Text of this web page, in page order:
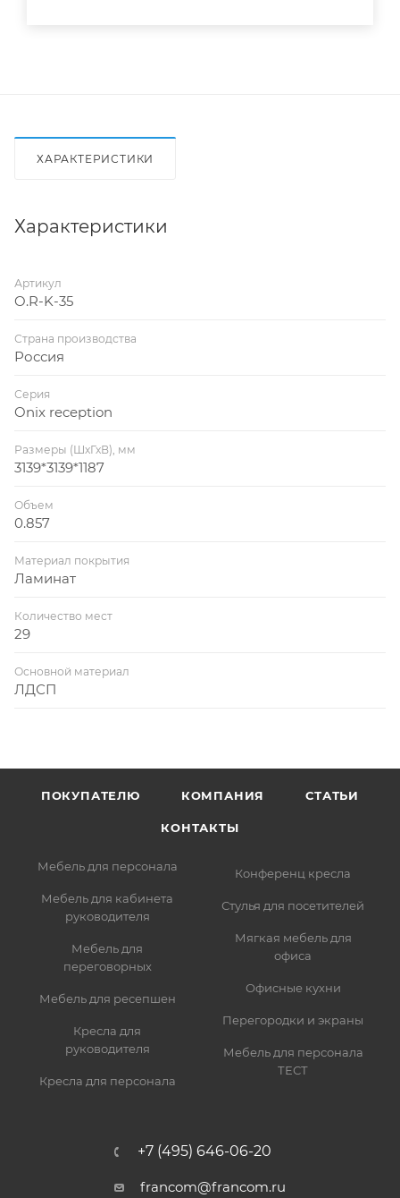
ХАРАКТЕРИСТИКИ
Характеристики
Артикул
O.R-K-35
Страна производства
Россия
Серия
Onix reception
Размеры (ШхГхВ), мм
3139*3139*1187
Объем
0.857
Материал покрытия
Ламинат
Количество мест
29
Основной материал
ЛДСП
ПОКУПАТЕЛЮ КОМПАНИЯ СТАТЬИ
КОНТАКТЫ
Мебель для персонала
Мебель для кабинета
руководителя
Мебель для
переговорных
Мебель для ресепшен
Кресла для
руководителя
Кресла для персонала
Конференц кресла
Стулья для посетителей
Мягкая мебель для
офиса
Офисные кухни
Перегородки и экраны
Мебель для персонала
ТЕСТ
+7 (495) 646-06-20
francom@francom.ru